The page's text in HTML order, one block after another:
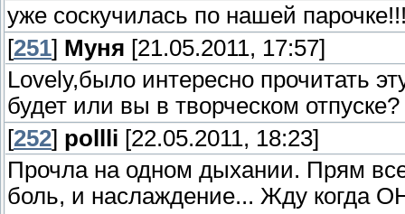
уже соскучилась по нашей
[251] Муня [21.05.2011, 17:57]
Lovely,было интересно прочитать
будет или вы в творческом отпуске?
[252] pollli [22.05.2011, 18:23]
Прочла на одном дыхании. Прям
боль, и наслаждение... Жду когда